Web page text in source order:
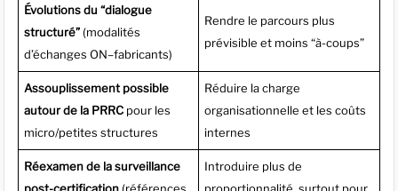
Évolutions du “dialogue
structuré” (modalités
d’échanges ON–fabricants)
Rendre le parcours plus
prévisible et moins “à-coups”
Assouplissement possible
autour de la PRRC pour les
micro/petites structures
Réduire la charge
organisationnelle et les coûts
internes
Réexamen de la surveillance
post-certification (références
Introduire plus de
proportionnalité, surtout pour